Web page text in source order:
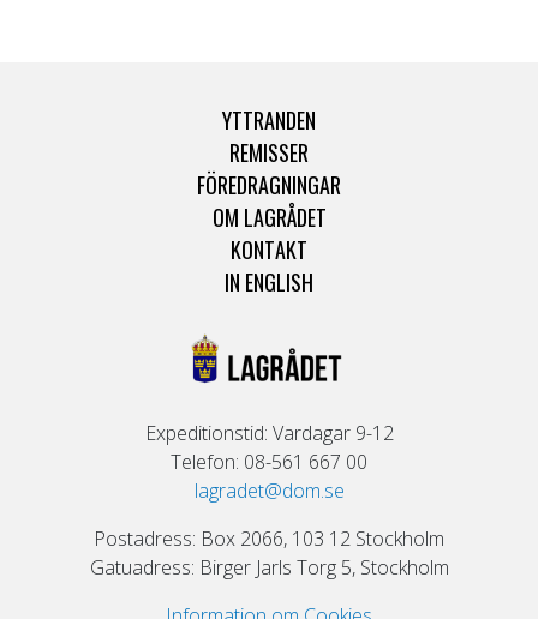
YTTRANDEN
REMISSER
FÖREDRAGNINGAR
OM LAGRÅDET
KONTAKT
IN ENGLISH
Expeditionstid: Vardagar 9-12
Telefon: 08-561 667 00
lagradet@dom.se
Postadress: Box 2066, 103 12 Stockholm
Gatuadress: Birger Jarls Torg 5, Stockholm